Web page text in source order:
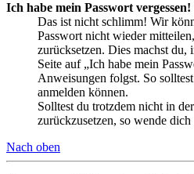
Ich habe mein Passwort vergessen!
Das ist nicht schlimm! Wir
Passwort nicht wieder
zurücksetzen. Dies machst du,
Seite auf „Ich habe mein
Anweisungen folgst. So
anmelden können.
Solltest du trotzdem nicht in
zurückzusetzen, so wende
Nach oben